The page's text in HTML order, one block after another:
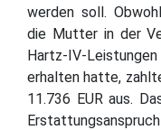
werden soll.
die Mutter in der
Hartz-IV-
erhalten hatte,
11.736 EUR aus.